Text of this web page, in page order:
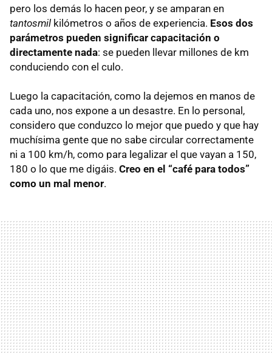
pero los demás lo hacen peor, y se amparan en
tantosmil kilómetros o años de experiencia. Esos dos
parámetros pueden significar capacitación o
directamente nada: se pueden llevar millones de km
conduciendo con el culo.
Luego la capacitación, como la dejemos en manos de
cada uno, nos expone a un desastre. En lo personal,
considero que conduzco lo mejor que puedo y que hay
muchísima gente que no sabe circular correctamente
ni a 100 km/h, como para legalizar el que vayan a 150,
180 o lo que me digáis. Creo en el “café para todos”
como un mal menor.